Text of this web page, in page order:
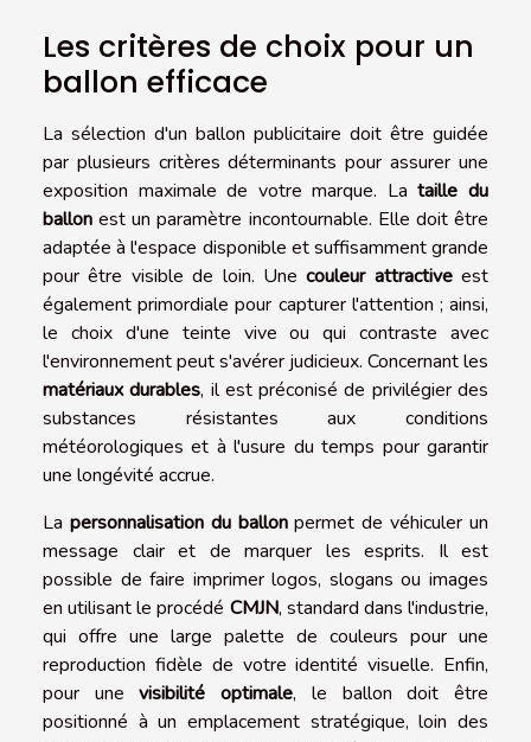
Les critères de choix pour un
ballon efficace
La sélection d'un ballon publicitaire doit être guidée
par plusieurs critères déterminants pour assurer une
exposition maximale de votre marque. Lataille du
ballon est un paramètre incontournable. Elle doit être
adaptée à l'espace disponible et suffisamment grande
pour être visible de loin. Unecouleur attractiveest
également primordiale pour capturer l'attention ; ainsi,
le choix d'une teinte vive ou qui contraste avec
l'environnement peut s'avérer judicieux. Concernant les
matériaux durables, il est préconisé de privilégier des
substances résistantes aux conditions
météorologiques et à l'usure du temps pour garantir
une longévité accrue.
La personnalisation du ballonpermet de véhiculer un
message clair et de marquer les esprits. Il est
possible de faire imprimer logos, slogans ou images
en utilisant le procédé CMJN, standard dans l'industrie,
qui offre une large palette de couleurs pour une
reproduction fidèle de votre identité visuelle. Enfin,
pour unevisibilité optimale, le ballon doit être
positionné à un emplacement stratégique, loin des